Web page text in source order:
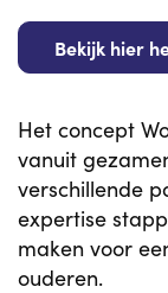
Bekijk hier
Het concept
vanuit
verschillende
expertise
maken voor
ouderen.